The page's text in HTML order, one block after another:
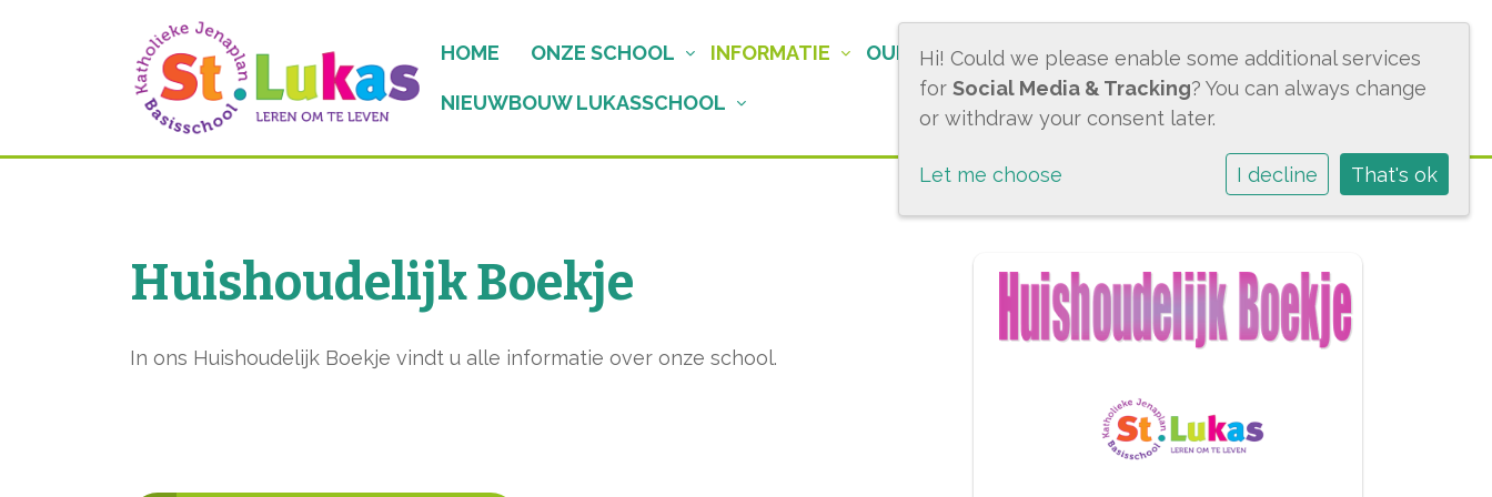
HOME ONZE SCHOOL INFORMATIE OUDERS ACTUEEL CONTACT BMS
NIEUWBOUW LUKASSCHOOL
Huishoudelijk Boekje
In ons Huishoudelijk Boekje vindt u alle informatie over onze school.
Hi! Could we please enable some additional services
for Social Media & Tracking? You can always change
or withdraw your consent later.
Let me choose I decline That's ok